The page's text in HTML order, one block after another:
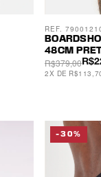
48CM
R$379,00
2X DE
REF.
-30%